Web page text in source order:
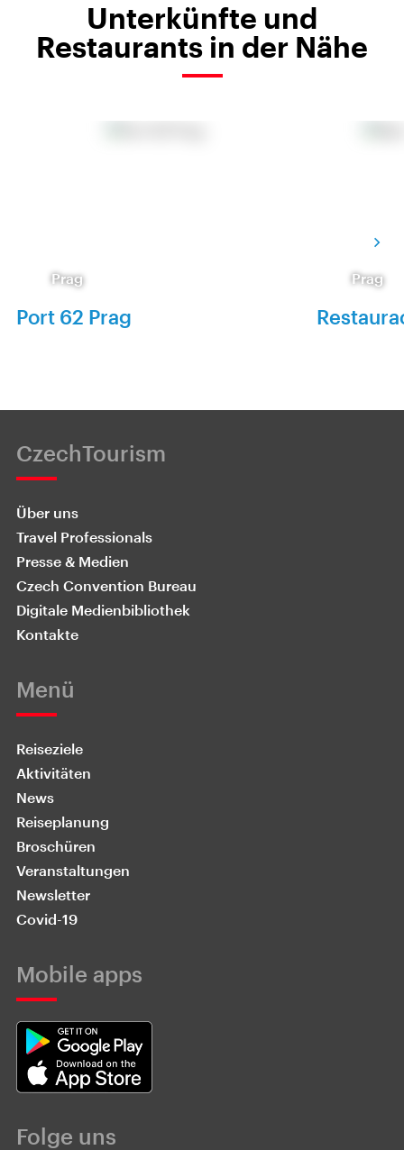
Unterkünfte und
Restaurants in der Nähe
Prag
Port 62 Prag
Prag
CzechTourism
Über uns
Travel Professionals
Presse & Medien
Czech Convention Bureau
Digitale Medienbibliothek
Kontakte
Menü
Reiseziele
Aktivitäten
News
Reiseplanung
Broschüren
Veranstaltungen
Newsletter
Covid-19
Mobile apps
Folge uns